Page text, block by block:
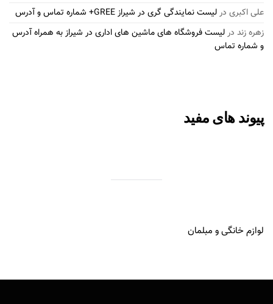
علی اکبری درلیست نمایندگی گری در شیراز GREE+ شماره تماس و آدرس
زهره زند درلیست فروشگاه های ماشین های اداری در شیراز به همراه آدرس
و شماره تماس
پیوند های مفید
لوازم خانگی و مبلمان